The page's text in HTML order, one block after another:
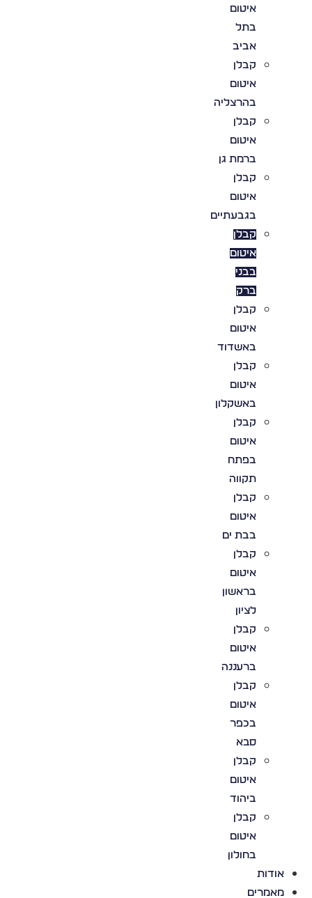
איטום
בתל
אביב
קבלן
איטום
בהרצליה
קבלן
איטום
ברמת גן
קבלן
איטום
בגבעתיים
קבלן
איטום
בבני
ברק
קבלן
איטום
באשדוד
קבלן
איטום
באשקלון
קבלן
איטום
בפתח
תקווה
קבלן
איטום
בבת ים
קבלן
איטום
בראשון
לציון
קבלן
איטום
ברעננה
קבלן
איטום
בכפר
סבא
קבלן
איטום
ביהוד
קבלן
איטום
בחולון
אודות
מאמרים